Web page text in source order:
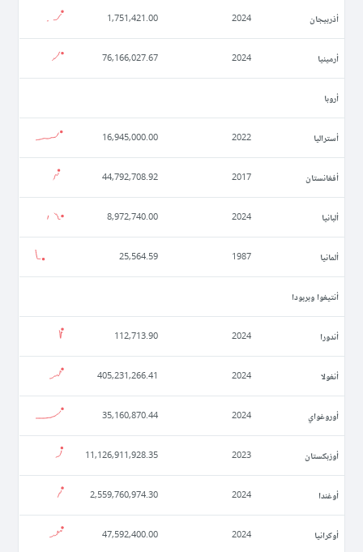
أذربيجان 2024
1,751,421.00
أرمينيا 2024
76,166,027.67
أروبا
أستراليا 2022
16,945,000.00
أفغانستان 2017
44,792,708.92
ألبانيا 2024
8,972,740.00
ألمانيا 1987
25,564.59
أنتيغوا وبربودا
أندورا 2024
112,713.90
أنغولا 2024
405,231,266.41
أوروغواي 2024
35,160,870.44
أوزبكستان 2023
11,126,911,928.35
أوغندا 2024
2,559,760,974.30
أوكرانيا 2024
47,592,400.00